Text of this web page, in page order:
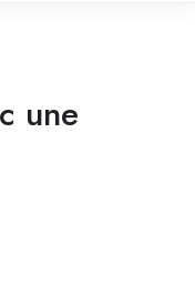
une